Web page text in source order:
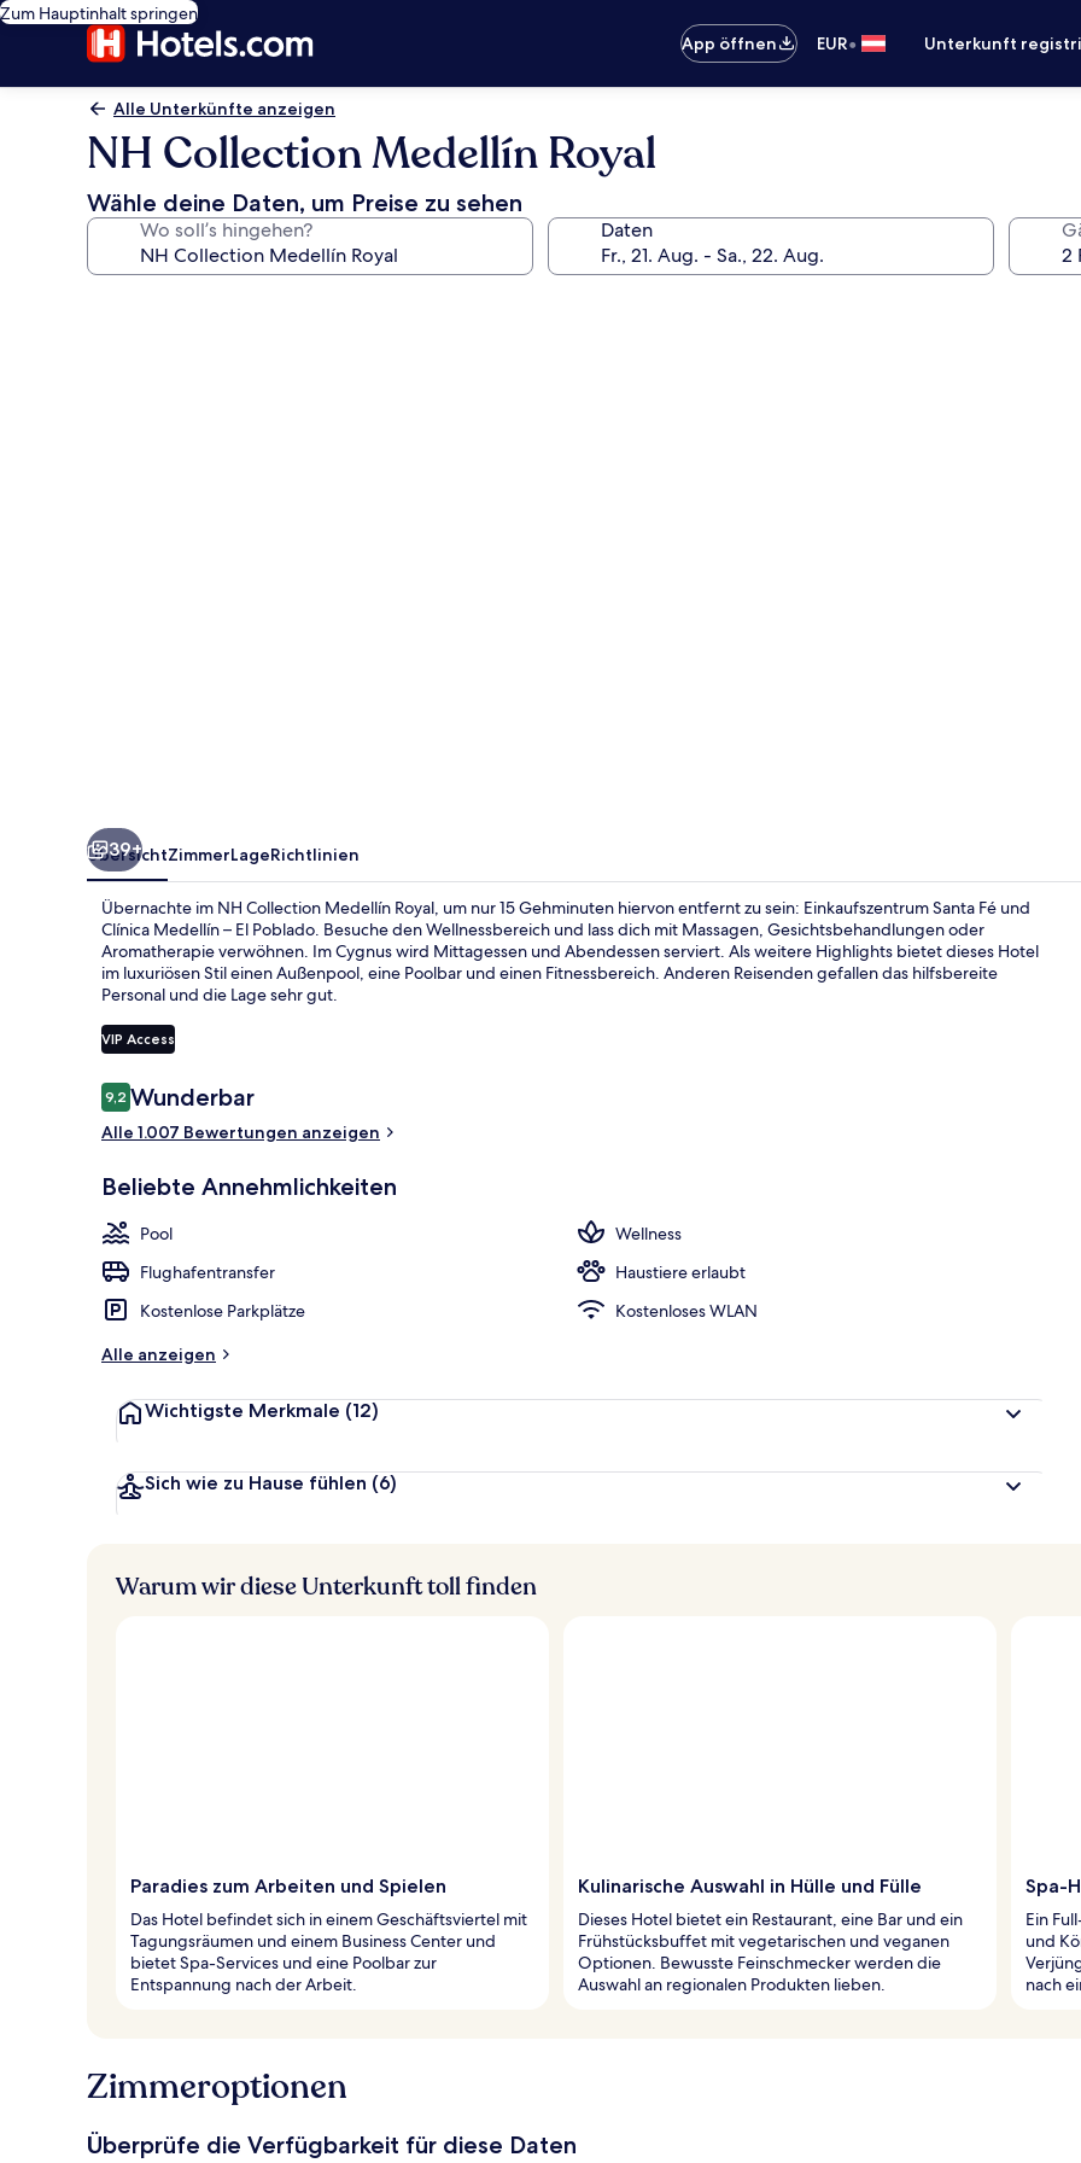
Zum Hauptinhalt springen
App öffnen
EUR• Unterkunft
Alle Unterkünfte anzeigen
NH Collection Medellín Royal
Wähle deine Daten, um Preise zu sehen
Wo soll’s hingehen? Daten
Außenbereich
39+
ÜbersichtZimmerLageRichtlinien
Übernachte im NH Collection Medellín Royal, um nur 15 Gehminuten hiervon entfernt zu sein: Einkaufszentrum Santa Fé und
Clínica Medellín – El Poblado. Besuche den Wellnessbereich und lass dich mit Massagen, Gesichtsbehandlungen oder
Aromatherapie verwöhnen. Im Cygnus wird Mittagessen und Abendessen serviert. Als weitere Highlights bietet dieses Hotel
im luxuriösen Stil einen Außenpool, eine Poolbar und einen Fitnessbereich. Anderen Reisenden gefallen das hilfsbereite
Personal und die Lage sehr gut.
VIP Access
Bewertungen
9,29,2 von 10.
Wunderbar
Alle 1.007 Bewertungen anzeigen
Beliebte Annehmlichkeiten
Pool
Wellness
Flughafentransfer
Haustiere erlaubt
Kostenlose Parkplätze
Kostenloses WLAN
Alle anzeigen
Wichtigste Merkmale (12)
Sich wie zu Hause fühlen (6)
Warum wir diese Unterkunft toll finden
Paradies zum Arbeiten und Spielen
Das Hotel befindet sich in einem Geschäftsviertel mit
Tagungsräumen und einem Business Center und
bietet Spa-Services und eine Poolbar zur
Entspannung nach der Arbeit.
Kulinarische Auswahl in Hülle und Fülle
Dieses Hotel bietet ein Restaurant, eine Bar und ein
Frühstücksbuffet mit vegetarischen und veganen
Optionen. Bewusste Feinschmecker werden die
Auswahl an regionalen Produkten lieben.
Spa-
Ein
und
nach
Zimmeroptionen
Überprüfe die Verfügbarkeit für diese Daten